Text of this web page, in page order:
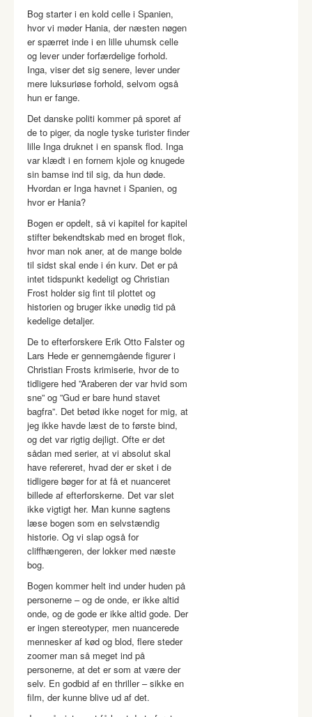
Bog starter i en kold celle i Spanien,
hvor vi møder Hania, der næsten nøgen
er spærret inde i en lille uhumsk celle
og lever under forfærdelige forhold.
Inga, viser det sig senere, lever under
mere luksuriøse forhold, selvom også
hun er fange.
Det danske politi kommer på sporet af
de to piger, da nogle tyske turister finder
lille Inga druknet i en spansk flod. Inga
var klædt i en fornem kjole og knugede
sin bamse ind til sig, da hun døde.
Hvordan er Inga havnet i Spanien, og
hvor er Hania?
Bogen er opdelt, så vi kapitel for kapitel
stifter bekendtskab med en broget flok,
hvor man nok aner, at de mange bolde
til sidst skal ende i én kurv. Det er på
intet tidspunkt kedeligt og Christian
Frost holder sig fint til plottet og
historien og bruger ikke unødig tid på
kedelige detaljer.
De to efterforskere Erik Otto Falster og
Lars Hede er gennemgående figurer i
Christian Frosts krimiserie, hvor de to
tidligere hed ”Araberen der var hvid som
sne” og ”Gud er bare hund stavet
bagfra”. Det betød ikke noget for mig, at
jeg ikke havde læst de to første bind,
og det var rigtig dejligt. Ofte er det
sådan med serier, at vi absolut skal
have refereret, hvad der er sket i de
tidligere bøger for at få et nuanceret
billede af efterforskerne. Det var slet
ikke vigtigt her. Man kunne sagtens
læse bogen som en selvstændig
historie. Og vi slap også for
cliffhængeren, der lokker med næste
bog.
Bogen kommer helt ind under huden på
personerne – og de onde, er ikke altid
onde, og de gode er ikke altid gode. Der
er ingen stereotyper, men nuancerede
mennesker af kød og blod, flere steder
zoomer man så meget ind på
personerne, at det er som at være der
selv. En godbid af en thriller – sikke en
film, der kunne blive ud af det.